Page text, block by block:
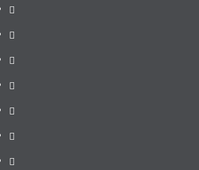
Prima
pagină
Știri
de
ultima
Administrație
locală
Actualitate
Justiție
Cultura
Sănătate